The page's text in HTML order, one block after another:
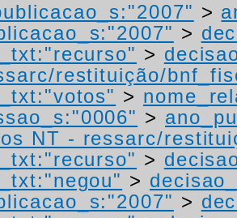
>
>
>
restituição/
>
>
NT - ressarc/
>
>
>